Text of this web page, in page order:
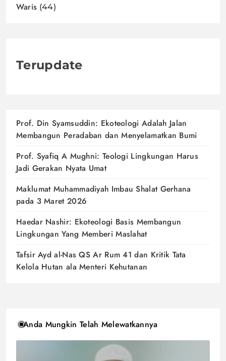
Waris (44)
Terupdate
Prof. Din Syamsuddin: Ekoteologi Adalah Jalan
Membangun Peradaban dan Menyelamatkan Bumi
Prof. Syafiq A Mughni: Teologi Lingkungan Harus
Jadi Gerakan Nyata Umat
Maklumat Muhammadiyah Imbau Shalat Gerhana
pada 3 Maret 2026
Haedar Nashir: Ekoteologi Basis Membangun
Lingkungan Yang Memberi Maslahat
Tafsir Ayd al-Nas QS Ar Rum 41 dan Kritik Tata
Kelola Hutan ala Menteri Kehutanan
Anda Mungkin Telah Melewatkannya